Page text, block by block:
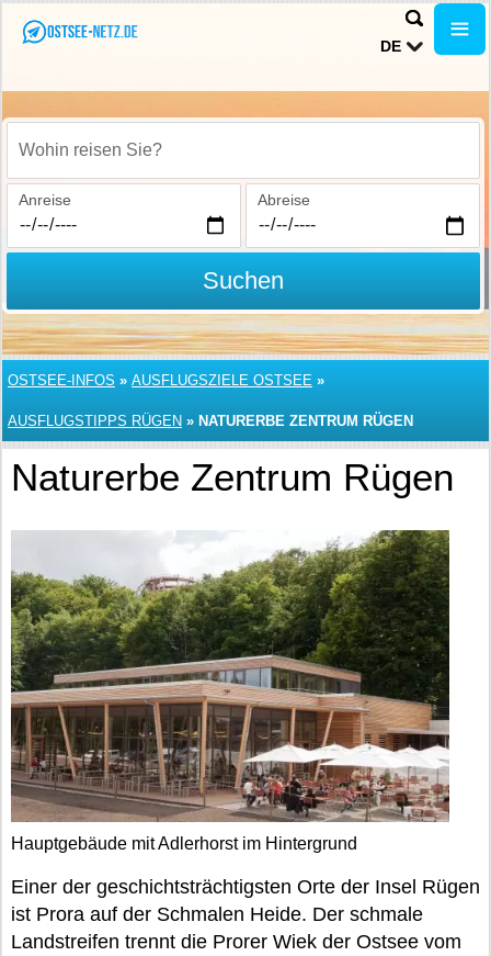
DE
Wohin reisen Sie?
Anreise Abreise
Suchen
OSTSEE-INFOS » AUSFLUGSZIELE OSTSEE »
AUSFLUGSTIPPS RÜGEN » NATURERBE ZENTRUM RÜGEN
Naturerbe Zentrum Rügen
Hauptgebäude mit Adlerhorst im Hintergrund
Einer der geschichtsträchtigsten Orte der Insel Rügen
ist Prora auf der Schmalen Heide. Der schmale
Landstreifen trennt die Prorer Wiek der Ostsee vom